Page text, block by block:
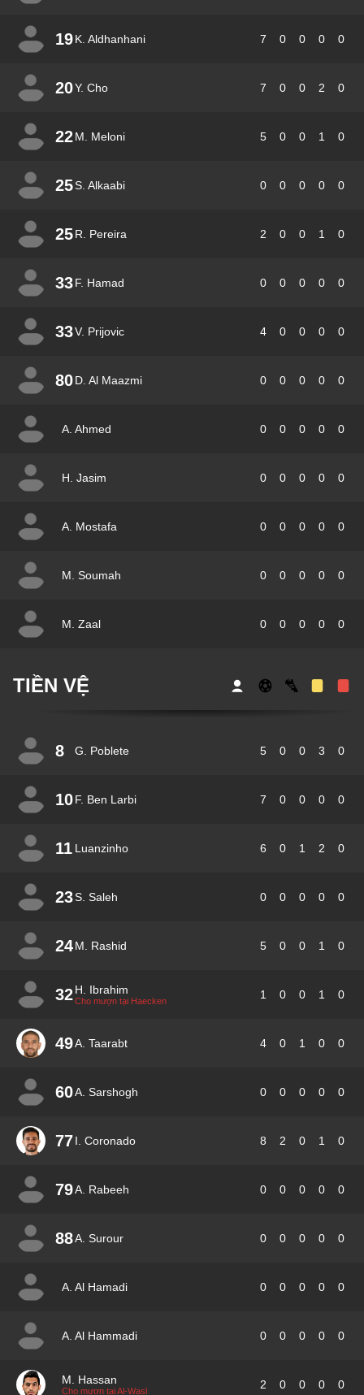
19K. Aldhanhani 7 0 0 0 0
20Y. Cho 7 0 0 2 0
22M. Meloni 5 0 0 1 0
25S. Alkaabi 0 0 0 0 0
25R. Pereira 2 0 0 1 0
33F. Hamad 0 0 0 0 0
33V. Prijovic 4 0 0 0 0
80D. Al Maazmi 0 0 0 0 0
A. Ahmed 0 0 0 0 0
H. Jasim 0 0 0 0 0
A. Mostafa 0 0 0 0 0
M. Soumah 0 0 0 0 0
M. Zaal 0 0 0 0 0
TIỀN VỆ
8 G. Poblete 5 0 0 3 0
10F. Ben Larbi 7 0 0 0 0
11 Luanzinho 6 0 1 2 0
23S. Saleh 0 0 0 0 0
24M. Rashid 5 0 0 1 0
32H. Ibrahim
Cho mượn tại Haecken 1 0 0 1 0
49A. Taarabt 4 0 1 0 0
60A. Sarshogh 0 0 0 0 0
77I. Coronado 8 2 0 1 0
79A. Rabeeh 0 0 0 0 0
88A. Surour 0 0 0 0 0
A. Al Hamadi 0 0 0 0 0
A. Al Hammadi 0 0 0 0 0
M. Hassan
Cho mượn tại Al-Wasl 2 0 0 0 0